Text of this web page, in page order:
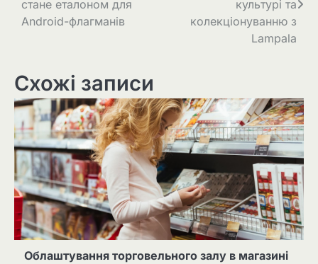
стане еталоном для
Android-флагманів
культурі та
колекціонуванню з
Lampala
Схожі записи
Облаштування торговельного залу в магазині